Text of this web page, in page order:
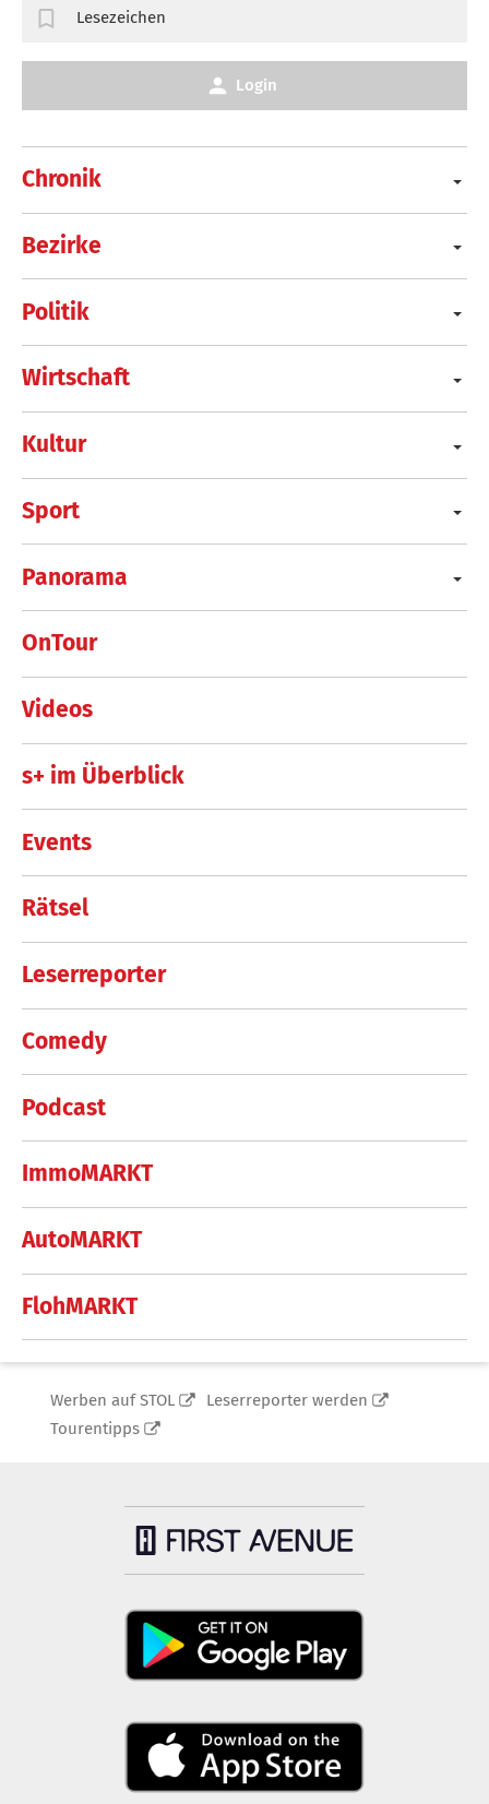
Chronik
Bezirke
Politik
Wirtschaft
Kultur
Sport
Panorama
OnTour
Videos
s+ im Überblick
Events
Rätsel
Leserreporter
Comedy
Podcast
ImmoMARKT
AutoMARKT
FlohMARKT
Lesezeichen
Login
Werben auf STOL
Leserreporter werden
Tourentipps